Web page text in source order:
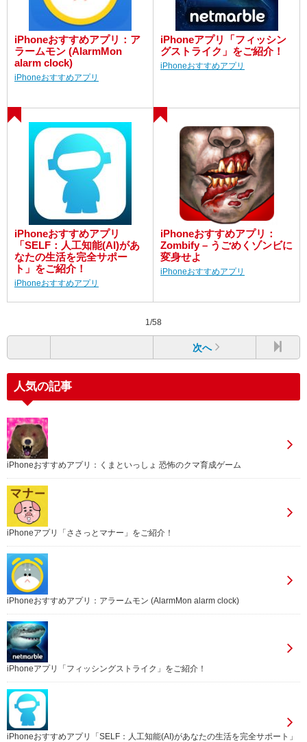
iPhoneおすすめアプリ：ア
ラームモン (AlarmMon
alarm clock)
iPhoneおすすめアプリ
iPhoneアプリ「フィッシン
グストライク」をご紹介！
iPhoneおすすめアプリ
iPhoneおすすめアプリ
「SELF：人工知能(AI)があ
なたの生活を完全サポー
ト」をご紹介！
iPhoneおすすめアプリ
iPhoneおすすめアプリ：
Zombify – うごめくゾンビに
変身せよ
iPhoneおすすめアプリ
1/58
次へ
人気の記事
iPhoneおすすめアプリ：くまといっしょ 恐怖のクマ育成ゲーム
iPhoneアプリ「ささっとマナー」をご紹介！
iPhoneおすすめアプリ：アラームモン (AlarmMon alarm clock)
iPhoneアプリ「フィッシングストライク」をご紹介！
iPhoneおすすめアプリ「SELF：人工知能(AI)があなたの生活を完全サポート」